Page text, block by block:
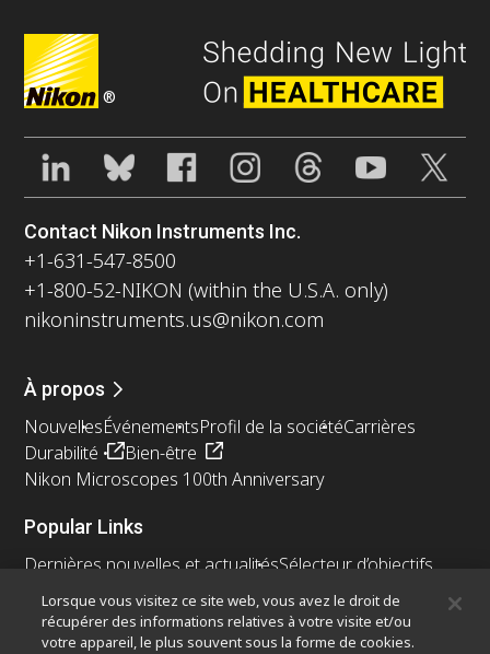
®
Contact Nikon Instruments Inc.
+1-631-547-8500
+1-800-52-NIKON (within the U.S.A. only)
nikoninstruments.us@nikon.com
À propos
NouvellesÉvénementsProfil de la sociétéCarrières
Durabilité
Bien-être
Nikon Microscopes 100th Anniversary
Popular Links
Dernières nouvelles et actualitésSélecteur d’objectifs
Resolution Calculator
PubScope
Nikon Small World
MicroscopyU
Lorsque vous visitez ce site web, vous avez le droit de
récupérer des informations relatives à votre visite et/ou
votre appareil, le plus souvent sous la forme de cookies.